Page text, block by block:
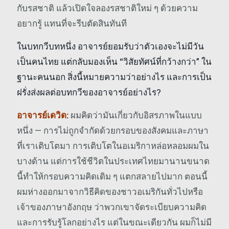
กับรสชาติ แล้วเปิดใจลองรสชาติใหม่ ๆ ด้วยความ
อยากรู้ แทนที่จะรีบตัดสินทันที
ในบทกวีบทหนึ่ง อาจารย์ยอมรับว่าตัวเองจะไม่มีวัน
เป็นคนไทย แต่กลับมองเห็น “วิสัยทัศน์ที่กว้างกว่า” ใน
ฐานะคนนอก สิ่งนี้หมายความว่าอย่างไร และการเป็น
ฝรั่งส่งผลต่อบทกวีของอาจารย์อย่างไร?
อาจารย์เดวิด: ผมคิดว่ามันเกี่ยวกับอิสรภาพในแบบ
หนึ่ง — การไม่ถูกจำกัดด้วยกรอบของสังคมและภาษา
ที่เราเติบโตมา การเติบโตในอเมริกาหล่อหลอมผมใน
บางด้าน แต่การใช้ชีวิตในประเทศไทยมานานขนาด
นี้ทำให้กรอบความคิดเดิม ๆ แตกสลายไปมาก ตอนนี้
ผมห่างออกมาจากวิธีคิดของชาวอเมริกันทั่วไปหรือ
เจ้าของภาษาอังกฤษ ว่าพวกเขาจัดระเบียบความคิด
และการรับรู้โลกอย่างไร แต่ในขณะเดียวกัน ผมก็ไม่มี